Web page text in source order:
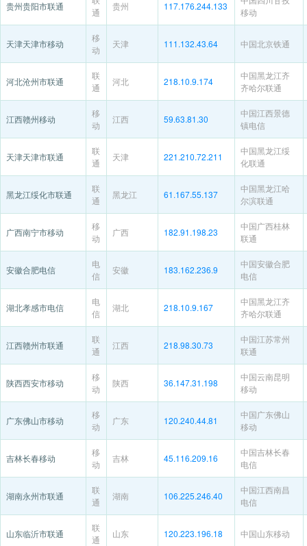
贵州贵阳市联通
通
贵州 117.176.244.133
移动
天津天津市移动
移
动
天津 111.132.43.64 中国北京铁通
河北沧州市联通
联
通
河北 218.10.9.174
中国黑龙江齐
齐哈尔联通
江西赣州移动
移
动
江西 59.63.81.30
中国江西景德
镇电信
天津天津市联通
联
通
天津 221.210.72.211
中国黑龙江绥
化联通
黑龙江绥化市联通
联
通
黑龙江 61.167.55.137
中国黑龙江哈
尔滨联通
广西南宁市移动
移
动
广西 182.91.198.23
中国广西桂林
联通
安徽合肥电信
电
信
安徽 183.162.236.9
中国安徽合肥
电信
湖北孝感市电信
电
信
湖北 218.10.9.167
中国黑龙江齐
齐哈尔联通
江西赣州市联通
联
通
江西 218.98.30.73
中国江苏常州
联通
陕西西安市移动
移
动
陕西 36.147.31.198
中国云南昆明
移动
广东佛山市移动
移
动
广东 120.240.44.81
中国广东佛山
移动
吉林长春移动
移
动
吉林 45.116.209.16
中国吉林长春
电信
湖南永州市联通
联
通
湖南 106.225.246.40
中国江西南昌
电信
山东临沂市联通
联
通
山东 120.223.196.18 中国山东移动